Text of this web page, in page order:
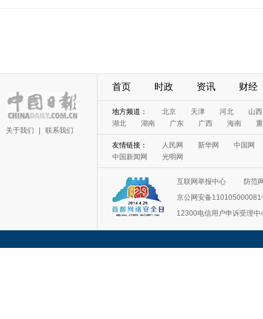
关于我们 联系我们
首页 时政 资讯 财经
地方频道： 北京 天津 河北
山西
湖北
湖南 广东 广西 海南
友情链接： 人民网 新华网
中国网
中国新闻网
光明网
互联网举报中心
防范
京公网安备110105000081
12300电信用户申诉受理中